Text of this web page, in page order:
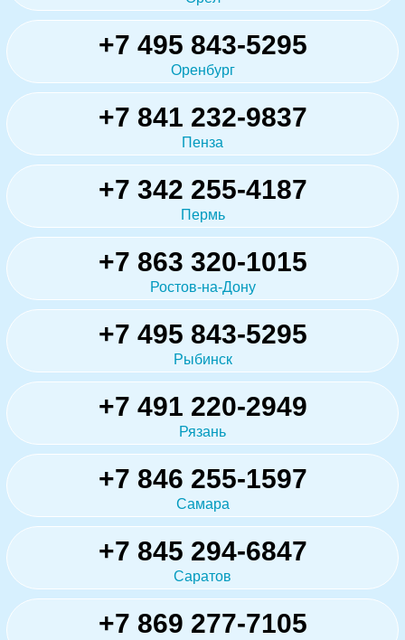
+7 495 843-5295
Оренбург
+7 841 232-9837
Пенза
+7 342 255-4187
Пермь
+7 863 320-1015
Ростов-на-Дону
+7 495 843-5295
Рыбинск
+7 491 220-2949
Рязань
+7 846 255-1597
Самара
+7 845 294-6847
Саратов
+7 869 277-7105